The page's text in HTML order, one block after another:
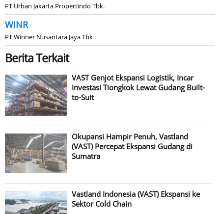
PT Urban Jakarta Propertindo Tbk.
WINR
PT Winner Nusantara Jaya Tbk
Berita Terkait
VAST Genjot Ekspansi Logistik, Incar
Investasi Tiongkok Lewat Gudang Built-
to-Suit
Okupansi Hampir Penuh, Vastland
(VAST) Percepat Ekspansi Gudang di
Sumatra
Vastland Indonesia (VAST) Ekspansi ke
Sektor Cold Chain